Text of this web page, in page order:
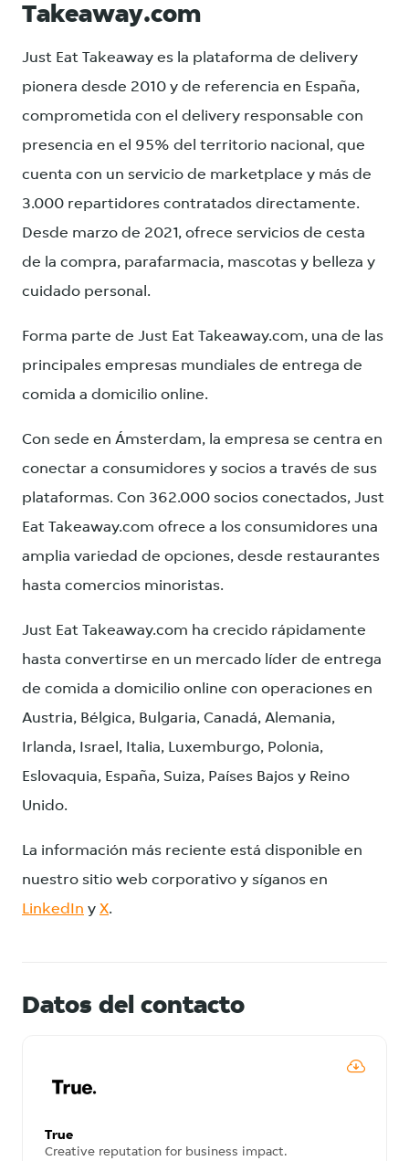
Takeaway.com
Just Eat Takeaway es la plataforma de delivery
pionera desde 2010 y de referencia en España,
comprometida con el delivery responsable con
presencia en el 95% del territorio nacional, que
cuenta con un servicio de marketplace y más de
3.000 repartidores contratados directamente.
Desde marzo de 2021, ofrece servicios de cesta
de la compra, parafarmacia, mascotas y belleza y
cuidado personal.
Forma parte de Just Eat Takeaway.com, una de las
principales empresas mundiales de entrega de
comida a domicilio online.
Con sede en Ámsterdam, la empresa se centra en
conectar a consumidores y socios a través de sus
plataformas. Con 362.000 socios conectados, Just
Eat Takeaway.com ofrece a los consumidores una
amplia variedad de opciones, desde restaurantes
hasta comercios minoristas.
Just Eat Takeaway.com ha crecido rápidamente
hasta convertirse en un mercado líder de entrega
de comida a domicilio online con operaciones en
Austria, Bélgica, Bulgaria, Canadá, Alemania,
Irlanda, Israel, Italia, Luxemburgo, Polonia,
Eslovaquia, España, Suiza, Países Bajos y Reino
Unido.
La información más reciente está disponible en
nuestro sitio web corporativo y síganos en
LinkedIn y X.
Datos del contacto
True
Creative reputation for business impact.